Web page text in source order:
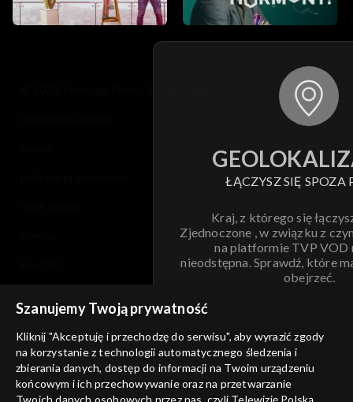
ŁĄCZYSZ SIĘ SPOZA
Kraj, z którego się
Zjednoczone , w związku z
na platformie TVP VOD
nieodstępna. Sprawdź, które
obejrzeć.
ANULUJ
informacje o dostawcy usług
Szanujemy Twoją prywatność
Kliknij "Akceptuję i przechodzę do serwisu", aby wyrazić zgody
na korzystanie z technologii automatycznego śledzenia i
zbierania danych, dostęp do informacji na Twoim urządzeniu
końcowym i ich przechowywanie oraz na przetwarzanie
Twoich danych osobowych przez nas, czyli Telewizję Polską